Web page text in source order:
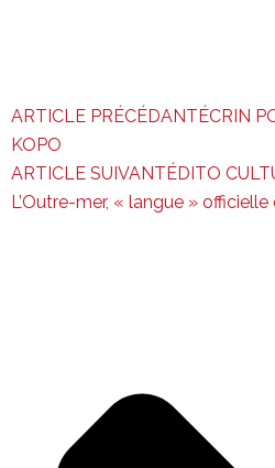
ARTICLE PRÉCÉDANT ÉCRIN
KOPO
ARTICLE SUIVANT ÉDITO
L’Outre-mer, « langue »